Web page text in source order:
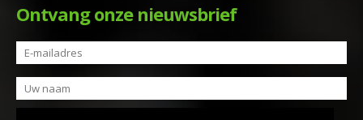
Ontvang onze nieuwsbrief